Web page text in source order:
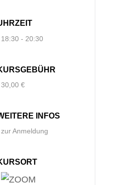
18:30 - 20:30
30,00 €
INFOS
zur Anmeldung